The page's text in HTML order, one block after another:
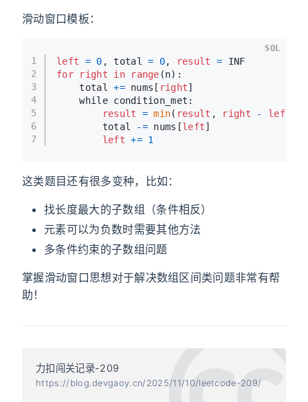
滑动窗口模板：
1
2
3
4
5
6
7
left = 0 , total = 0, result = INF
for
right in range (n):
    total
+= nums[ right]
    while condition_met:
result
= min( result , right - left
        total
-= nums[left]
left += 1
SQL
这类题目还有很多变种，比如：
找长度最大的子数组（条件相反）
元素可以为负数时需要其他方法
多条件约束的子数组问题
掌握滑动窗口思想对于解决数组区间类问题非常有帮
助！
力扣闯关记录-209
https://blog.devgaoy.cn/2025/11/10/leetcode-209/